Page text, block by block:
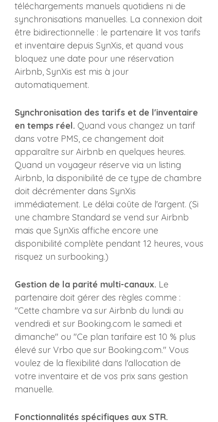
téléchargements manuels quotidiens ni de
synchronisations manuelles. La connexion doit
être bidirectionnelle : le partenaire lit vos tarifs
et inventaire depuis SynXis, et quand vous
bloquez une date pour une réservation
Airbnb, SynXis est mis à jour
automatiquement.
Synchronisation des tarifs et de l'inventaire
en temps réel. Quand vous changez un tarif
dans votre PMS, ce changement doit
apparaître sur Airbnb en quelques heures.
Quand un voyageur réserve via un listing
Airbnb, la disponibilité de ce type de chambre
doit décrémenter dans SynXis
immédiatement. Le délai coûte de l'argent. (Si
une chambre Standard se vend sur Airbnb
mais que SynXis affiche encore une
disponibilité complète pendant 12 heures, vous
risquez un surbooking.)
Gestion de la parité multi-canaux. Le
partenaire doit gérer des règles comme :
"Cette chambre va sur Airbnb du lundi au
vendredi et sur Booking.com le samedi et
dimanche" ou "Ce plan tarifaire est 10 % plus
élevé sur Vrbo que sur Booking.com." Vous
voulez de la flexibilité dans l'allocation de
votre inventaire et de vos prix sans gestion
manuelle.
Fonctionnalités spécifiques aux STR.